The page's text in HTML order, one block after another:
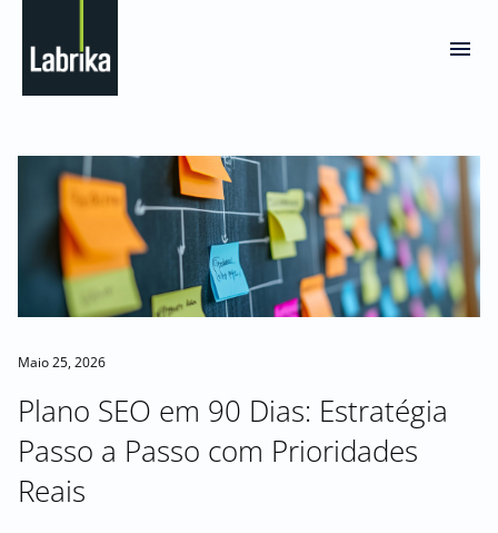
Maio 25, 2026
Plano SEO em 90 Dias: Estratégia
Passo a Passo com Prioridades
Reais